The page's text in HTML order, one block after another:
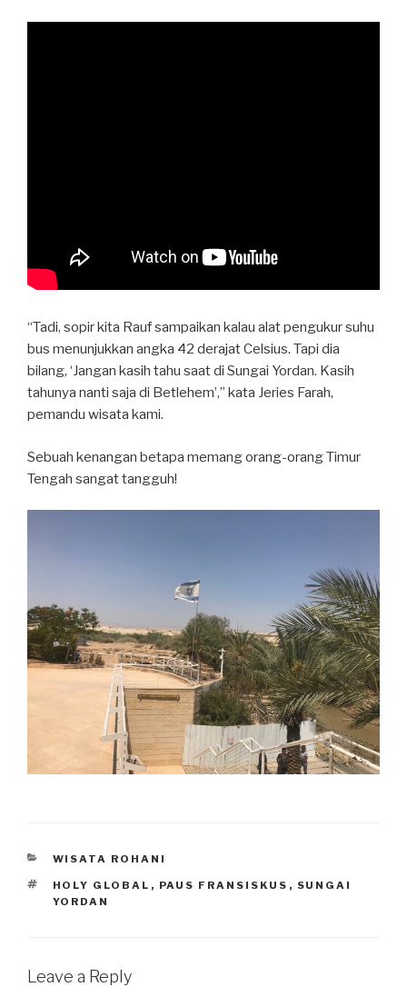
“Tadi, sopir kita Rauf sampaikan kalau alat pengukur suhu
bus menunjukkan angka 42 derajat Celsius. Tapi dia
bilang, ‘Jangan kasih tahu saat di Sungai Yordan. Kasih
tahunya nanti saja di Betlehem’,” kata Jeries Farah,
pemandu wisata kami.
Sebuah kenangan betapa memang orang-orang Timur
Tengah sangat tangguh!
CATEGORIES
WISATA ROHANI
TAGS
HOLY GLOBAL , PAUS FRANSISKUS , SUNGAI
YORDAN
Leave a Reply